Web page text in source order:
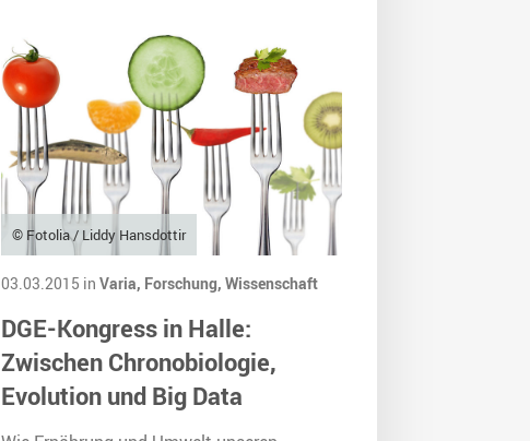
© Fotolia / Liddy Hansdottir
03.03.2015 in Varia, Forschung, Wissenschaft
DGE-Kongress in Halle:
Zwischen Chronobiologie,
Evolution und Big Data